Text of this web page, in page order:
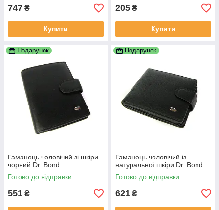
747 ₴
Купити
205 ₴
Купити
Подарунок
Гаманець чоловічий зі шкіри
чорний Dr. Bond
Готово до відправки
551 ₴
Подарунок
Гаманець чоловічий із
натуральної шкіри Dr. Bond
Готово до відправки
621 ₴